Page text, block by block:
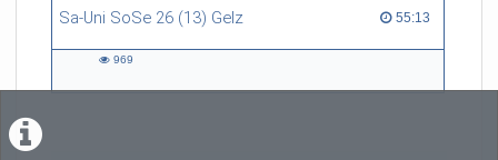
Sa-Uni SoSe 26 (13) Gelz 55:13
55:13 duration
969